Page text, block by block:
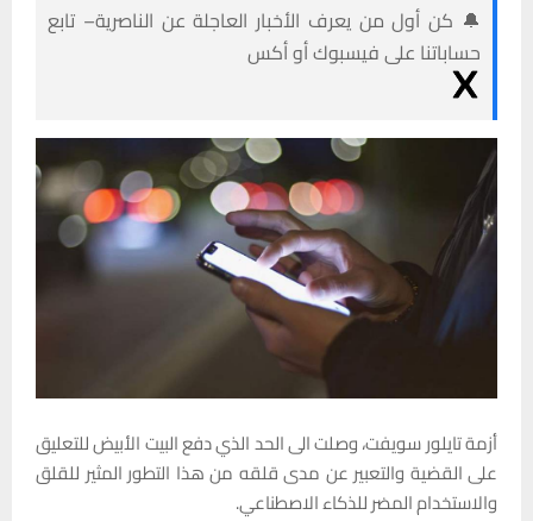
🔔 كن أول من يعرف الأخبار العاجلة عن الناصرية– تابع
حساباتنا على فيسبوك أو أكس
أزمة تايلور سويفت، وصلت الى الحد الذي دفع البيت الأبيض للتعليق
على القضية والتعبير عن مدى قلقه من هذا التطور المثير للقلق
والاستخدام المضر للذكاء الاصطناعي.